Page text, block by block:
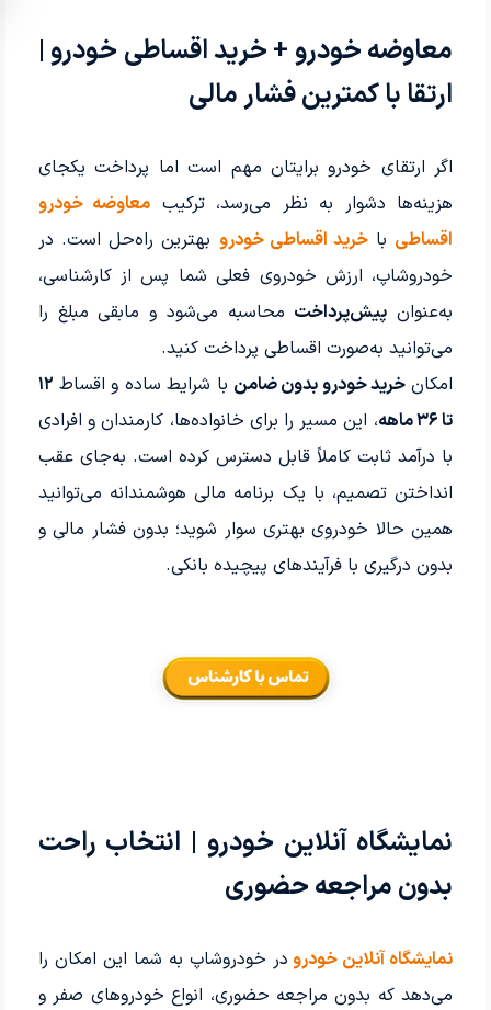
معاوضه خودرو + خرید اقساطی خودرو |
ارتقا با کمترین فشار مالی
اگر ارتقای خودرو برایتان مهم است اما پرداخت یکجای
هزینه‌ها دشوار به نظر می‌رسد، ترکیب معاوضه خودرو
اقساطی باخرید اقساطی خودرو بهترین راه‌حل است. در
خودروشاپ، ارزش خودروی فعلی شما پس از کارشناسی،
به‌عنوان پیش‌پرداخت محاسبه می‌شود و مابقی مبلغ را
می‌توانید به‌صورت اقساطی پرداخت کنید.
امکانخرید خودرو بدون ضامن با شرایط ساده و اقساط ۱۲
تا ۳۶ ماهه
، این مسیر را برای خانواده‌ها، کارمندان و افرادی
با درآمد ثابت کاملاً قابل دسترس کرده است. به‌جای عقب
انداختن تصمیم، با یک برنامه مالی هوشمندانه می‌توانید
همین حالا خودروی بهتری سوار شوید؛ بدون فشار مالی و
بدون درگیری با فرآیندهای پیچیده بانکی.
نمایشگاه آنلاین خودرو | انتخاب راحت
بدون مراجعه حضوری
نمایشگاه آنلاین خودرو در خودروشاپ به شما این امکان را
می‌دهد که بدون مراجعه حضوری، انواع خودروهای صفر و